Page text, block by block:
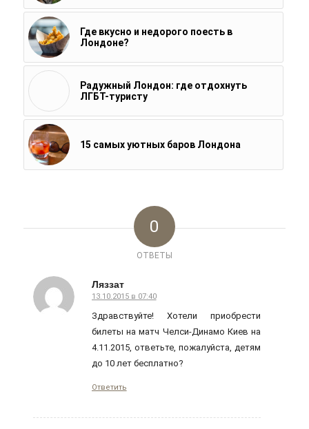
Где вкусно и недорого поесть в
Лондоне?
Радужный Лондон: где отдохнуть
ЛГБТ-туристу
15 самых уютных баров Лондона
0
ОТВЕТЫ
Ляззат
говорит:
13.10.2015 в 07:40
Здравствуйте! Хотели приобрести
билеты на матч Челси-Динамо Киев на
4.11.2015, ответьте, пожалуйста, детям
до 10 лет бесплатно?
Ответить